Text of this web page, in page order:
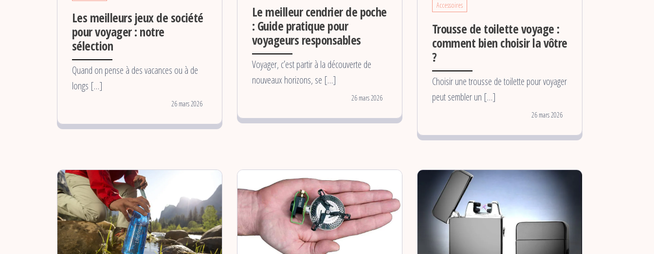
Les meilleurs jeux de société
pour voyager : notre
sélection
Quand on pense à des vacances ou à de
longs […]
26 mars 2026
Le meilleur cendrier de poche
: Guide pratique pour
voyageurs responsables
Voyager, c’est partir à la découverte de
nouveaux horizons, se […]
26 mars 2026
Accessoires
Trousse de toilette voyage :
comment bien choisir la vôtre
?
Choisir une trousse de toilette pour voyager
peut sembler un […]
26 mars 2026